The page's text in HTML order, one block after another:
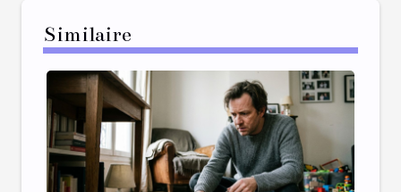
Similaire